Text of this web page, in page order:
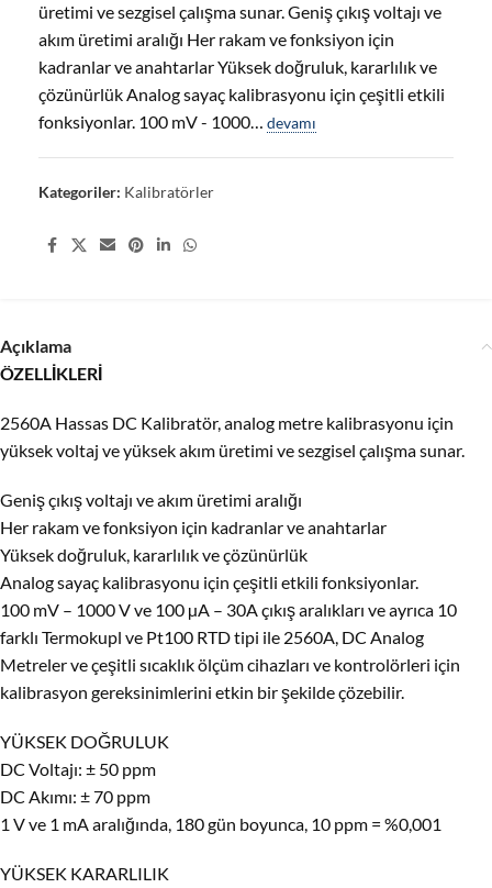
üretimi ve sezgisel çalışma sunar. Geniş çıkış voltajı ve
akım üretimi aralığı Her rakam ve fonksiyon için
kadranlar ve anahtarlar Yüksek doğruluk, kararlılık ve
çözünürlük Analog sayaç kalibrasyonu için çeşitli etkili
fonksiyonlar. 100 mV - 1000… devamı
Kategoriler: Kalibratörler
Share:
Açıklama
ÖZELLİKLERİ
2560A Hassas DC Kalibratör, analog metre kalibrasyonu için
yüksek voltaj ve yüksek akım üretimi ve sezgisel çalışma sunar.
Geniş çıkış voltajı ve akım üretimi aralığı
Her rakam ve fonksiyon için kadranlar ve anahtarlar
Yüksek doğruluk, kararlılık ve çözünürlük
Analog sayaç kalibrasyonu için çeşitli etkili fonksiyonlar.
100 mV – 1000 V ve 100 µA – 30A çıkış aralıkları ve ayrıca 10
farklı Termokupl ve Pt100 RTD tipi ile 2560A, DC Analog
Metreler ve çeşitli sıcaklık ölçüm cihazları ve kontrolörleri için
kalibrasyon gereksinimlerini etkin bir şekilde çözebilir.
YÜKSEK DOĞRULUK
DC Voltajı: ± 50 ppm
DC Akımı: ± 70 ppm
1 V ve 1 mA aralığında, 180 gün boyunca, 10 ppm = %0,001
YÜKSEK KARARLILIK